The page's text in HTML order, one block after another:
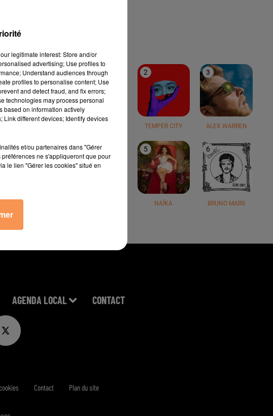
1 2
TEMPER CITY
3
ALEX WARREN
4 5
NAÏKA
6
BRUNO MARS
AGENDA LOCAL CONTACT
Contact Plan du site
legitimate interest: Store and/or
advertising; Use profiles to
Understand audiences through
profiles to personalise content; Use
and detect fraud, and fix errors;
technologies may process personal
based on information actively
Link different devices; Identify devices
et/ou partenaires dans "Gérer
ne s'appliqueront que pour
le lien "Gérer les cookies" situé en